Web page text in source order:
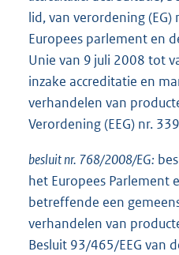
lid, van verordening
Europees parlement en
Unie van 9 juli 2008 tot
inzake accreditatie en
verhandelen van
Verordening (EEG) nr.
besluit nr. 768/2008/EG:
het Europees Parlement
betreffende een
verhandelen van
Besluit 93/465/EEG van